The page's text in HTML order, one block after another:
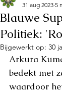
Blauwe
Politiek:
31 aug 2023 5
Bijgewerkt op: 30
Arkura
bedekt met
waardoor